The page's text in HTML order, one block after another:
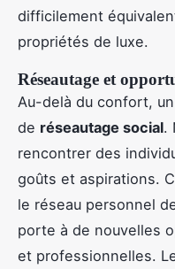
difficilement
propriétés de luxe.
Réseautage et
Au-delà du confort, un
de réseautage social.
rencontrer des
goûts et aspirations.
le réseau personnel
porte à de nouvelles
et professionnelles.